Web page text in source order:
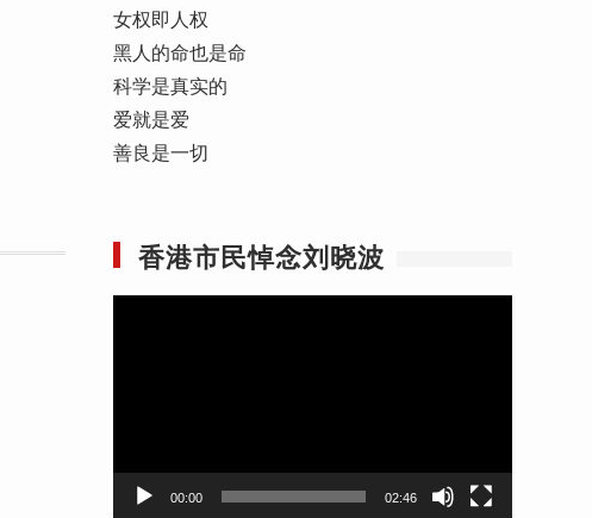
女权即人权
黑人的命也是命
科学是真实的
爱就是爱
善良是一切
香港市民悼念刘晓波
00:00 02:46